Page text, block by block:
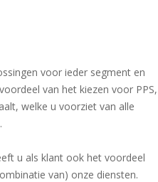
voor ieder segment en
van het kiezen voor PPS,
welke u voorziet van alle
u als klant ook het voordeel
van) onze diensten.